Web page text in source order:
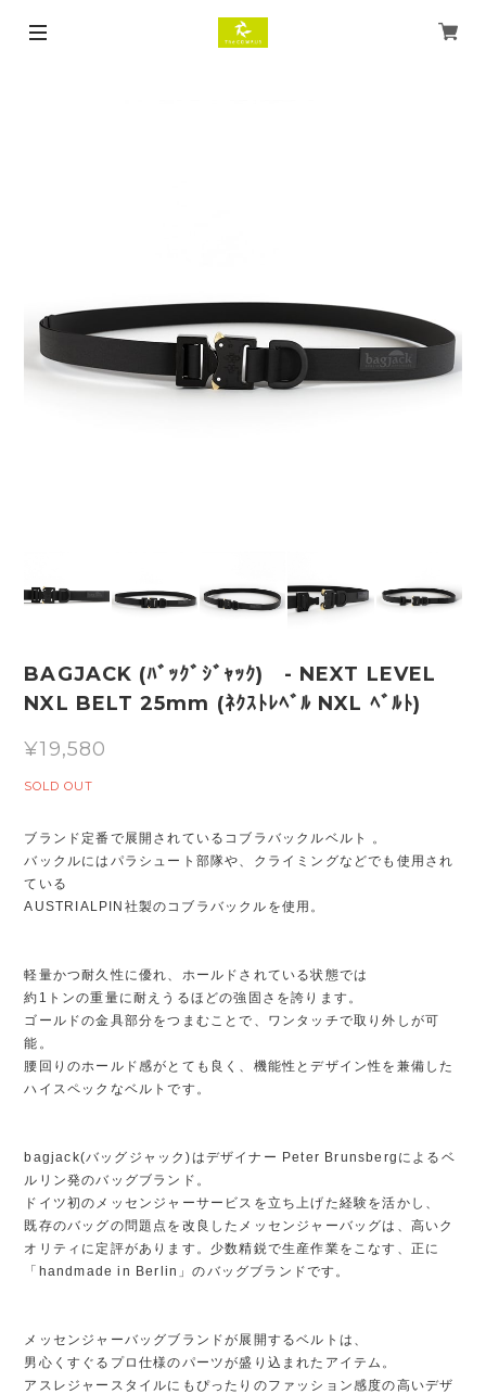
BAGJACK (ﾊﾞｯｸﾞｼﾞｬｯｸ) - NEXT LEVEL
NXL BELT 25mm (ﾈｸｽﾄﾚﾍﾞﾙ NXL ﾍﾞﾙﾄ)
¥19,580
SOLD OUT
ブランド定番で展開されているコブラバックルベルト 。
バックルにはパラシュート部隊や、クライミングなどでも使用され
ている
AUSTRIALPIN社製のコブラバックルを使用。
軽量かつ耐久性に優れ、ホールドされている状態では
約1トンの重量に耐えうるほどの強固さを誇ります。
ゴールドの金具部分をつまむことで、ワンタッチで取り外しが可
能。
腰回りのホールド感がとても良く、機能性とデザイン性を兼備した
ハイスペックなベルトです。
bagjack(バッグジャック)はデザイナー Peter Brunsbergによるベ
ルリン発のバッグブランド。
ドイツ初のメッセンジャーサービスを立ち上げた経験を活かし、
既存のバッグの問題点を改良したメッセンジャーバッグは、高いク
オリティに定評があります。少数精鋭で生産作業をこなす、正に
「handmade in Berlin」のバッグブランドです。
メッセンジャーバッグブランドが展開するベルトは、
男心くすぐるプロ仕様のパーツが盛り込まれたアイテム。
アスレジャースタイルにもぴったりのファッション感度の高いデザ